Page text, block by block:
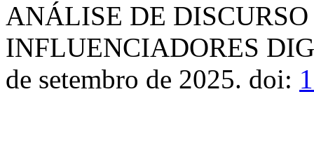
ANÁLISE DE
INFLUENCIADORES
de setembro de 2025. doi: